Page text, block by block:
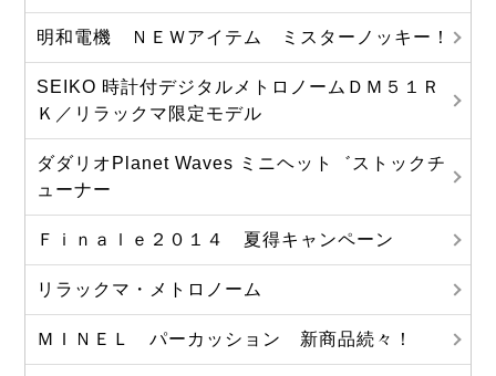
明和電機 ＮＥＷアイテム ミスターノッキー！
SEIKO 時計付デジタルメトロノームＤＭ５１Ｒ
Ｋ／リラックマ限定モデル
ダダリオPlanet Waves ミニヘット゛ストックチ
ューナー
Ｆｉｎａｌｅ２０１４ 夏得キャンペーン
リラックマ・メトロノーム
ＭＩＮＥＬ パーカッション 新商品続々！